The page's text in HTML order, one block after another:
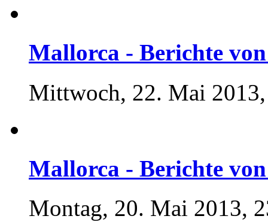
Mallorca - Berichte
Mittwoch, 22. Mai
Mallorca - Berichte
Montag, 20. Mai 2013,